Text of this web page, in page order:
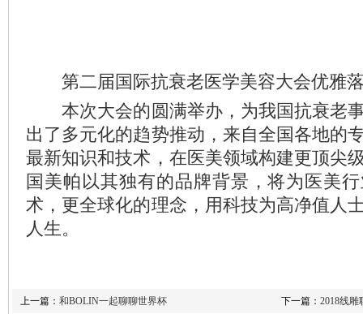
第二届国际抗衰老医学美容大会优雅
本次大会的圆满举办，为我国抗衰老
出了多元化的趋势推动，来自全国各地的
最新知识和技术，在医美领域构建更顶尖
国美帕以其独有的品牌背景，将为医美
术，更全球化的理念，用科技为高净值人
人生。
上一篇： 和BOLIN一起聊聊世界杯 下一篇： 2018线